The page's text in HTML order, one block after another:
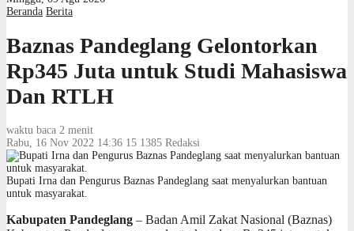
Beranda Berita
Baznas Pandeglang Gelontorkan
Rp345 Juta untuk Studi Mahasiswa
Dan RTLH
waktu baca 2 menit
Rabu, 16 Nov 2022 14:36 15 1385 Redaksi
Bupati Irna dan Pengurus Baznas Pandeglang saat menyalurkan bantuan
untuk masyarakat.
Kabupaten Pandeglang – Badan Amil Zakat Nasional (Baznas)